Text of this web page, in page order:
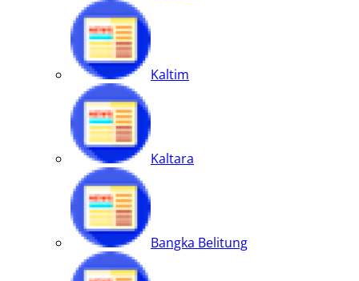
Kaltim
Kaltara
Bangka Belitung